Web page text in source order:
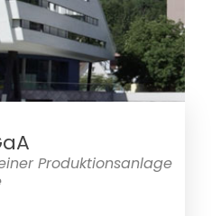
Produktionsanlage